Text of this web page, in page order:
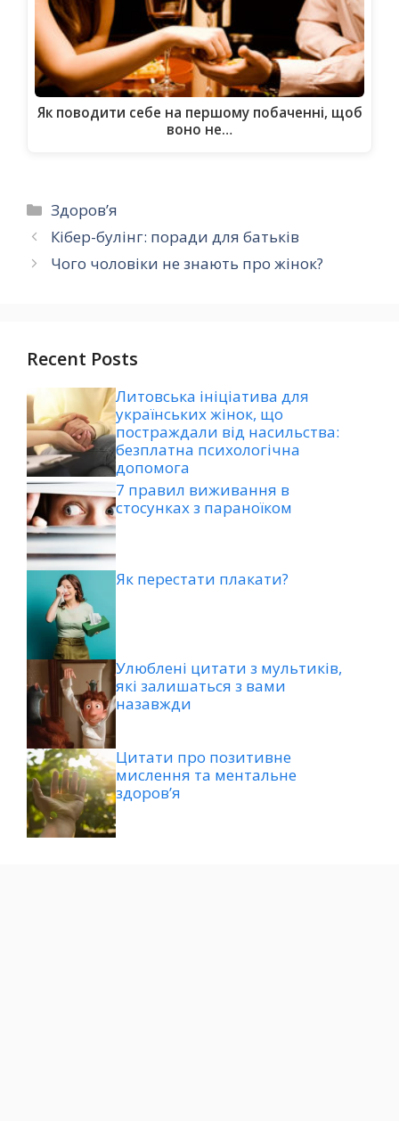
Як поводити себе на першому побаченні, щоб
воно не…
Категорії
Здоров’я
Кібер-булінг: поради для батьків
Чого чоловіки не знають про жінок?
Recent Posts
Литовська ініціатива для
українських жінок, що
постраждали від насильства:
безплатна психологічна
допомога
7 правил виживання в
стосунках з параноїком
Як перестати плакати?
Улюблені цитати з мультиків,
які залишаться з вами
назавжди
Цитати про позитивне
мислення та ментальне
здоров’я